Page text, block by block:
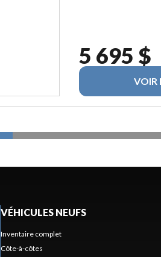
5 695 $
VOIR
VÉHICULES NEUFS
Inventaire complet
Côte-à-côtes